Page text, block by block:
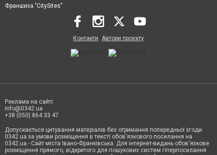
Франшиза "CitySites"
Контакти Автори проєкту
Реклама на сайті:
info@0342.ua
+38 (050) 864 33 47
Допускається цитування матеріалів без отримання попередньої згоди
0342.ua за умови розміщення в тексті обов'язкового посилання на
0342.ua - Сайт міста Івано-Франківська. Для інтернет-видань обов'язкове
розміщення прямого, відкритого для пошукових систем гіперпосилання